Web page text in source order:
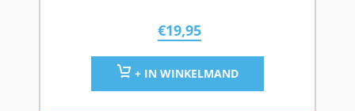
€19,95
+ IN WINKELMAND